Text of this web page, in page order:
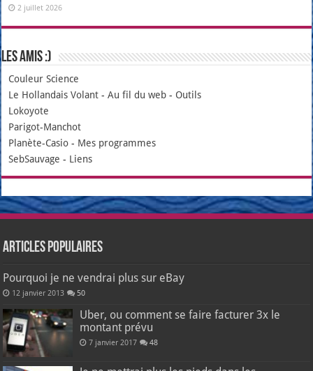
2 juillet 2026
Les amis :)
Couleur Science
Le Hollandais Volant -Au fil du web - Outils
Lokoyote
Parigot-Manchot
Planète-Casio - Mes programmes
SebSauvage - Liens
Articles populaires
Pourquoi je ne vendrai plus sur eBay
12 janvier 2013 50
Uber, ou comment se faire facturer 3x le
montant prévu
7 janvier 2017 48